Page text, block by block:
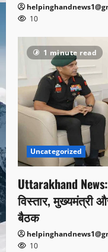
10
1 minute read
Uncategorized
Uttarakhand
विस्तार, मुख्यमंत्री
बैठक
10